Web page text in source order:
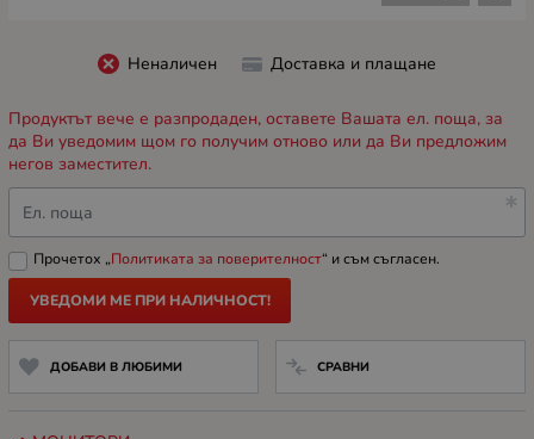
Неналичен Доставка и плащане
Продуктът вече е разпродаден, оставете Вашата ел. поща, за
да Ви уведомим щом го получим отново или да Ви предложим
негов заместител.
Ел. поща
Прочетох „Политиката за поверителност“ и съм съгласен.
УВЕДОМИ МЕ ПРИ НАЛИЧНОСТ!
ДОБАВИ В ЛЮБИМИ СРАВНИ